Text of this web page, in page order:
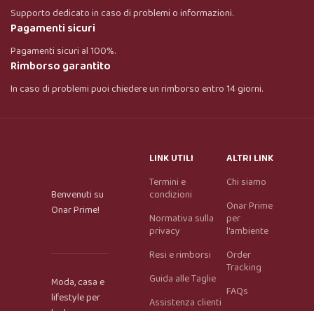
Supporto dedicato in caso di problemi o informazioni.
Pagamenti sicuri
Pagamenti sicuri al 100%.
Rimborso garantito
In caso di problemi puoi chiedere un rimborso entro 14 giorni.
Benvenuti su
Onar Prime!
Moda, casa e
lifestyle per
LINK UTILI
Termini e
condizioni
Normativa sulla
privacy
Resi e rimborsi
Guida alle Taglie
Assistenza clienti
ALTRI LINK
Chi siamo
Onar Prime
per
l'ambiente
Order
Tracking
FAQs